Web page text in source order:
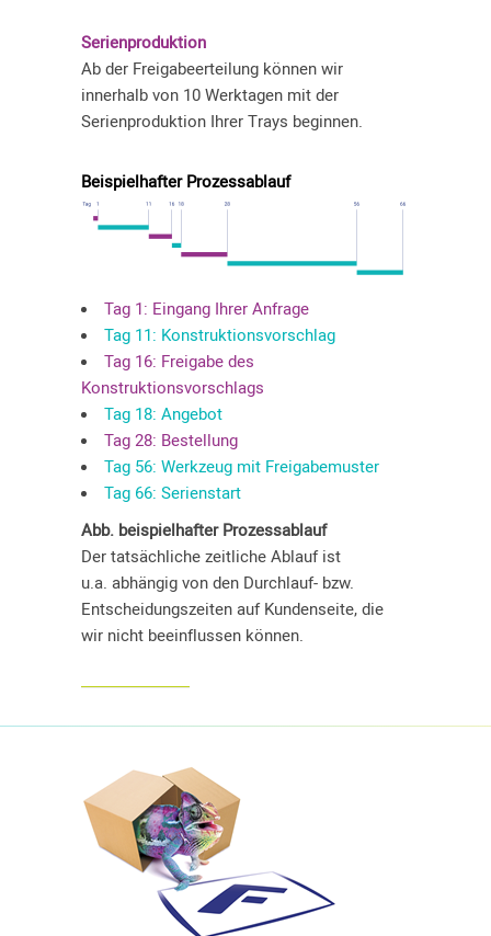
Serienproduktion
Ab der Freigabeerteilung können wir
innerhalb von 10 Werktagen mit der
Serienproduktion Ihrer Trays beginnen.
Beispielhafter Prozessablauf
Tag 1: Eingang Ihrer Anfrage
Tag 11: Konstruktionsvorschlag
Tag 16: Freigabe des
Konstruktionsvorschlags
Tag 18: Angebot
Tag 28: Bestellung
Tag 56: Werkzeug mit Freigabemuster
Tag 66: Serienstart
Abb. beispielhafter Prozessablauf
Der tatsächliche zeitliche Ablauf ist
u.a. abhängig von den Durchlauf- bzw.
Entscheidungszeiten auf Kundenseite, die
wir nicht beeinflussen können.